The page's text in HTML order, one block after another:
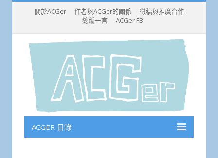
關於ACGer 作者與ACGer的關係
徵稿與推廣合作
總編一言
ACGer FB
ACGER 目錄